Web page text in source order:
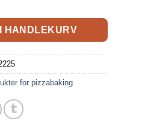
HANDLEKURV
for pizzabaking